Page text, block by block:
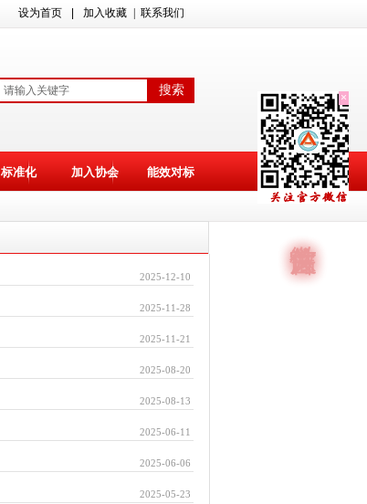
搜索
标准化 加入协会 能效对标
设为首页 加入收藏 | 联系我们
2025-12-10
2025-11-28
2025-11-21
2025-08-20
2025-08-13
2025-06-11
2025-06-06
2025-05-23
×